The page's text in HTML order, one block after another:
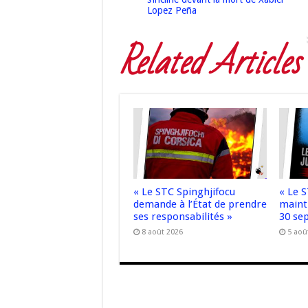
Lopez Peña
Related Articles
« Le STC Spinghjifocu
demande à l’État de prendre
ses responsabilités »
8 août 2026
« Le
30
5